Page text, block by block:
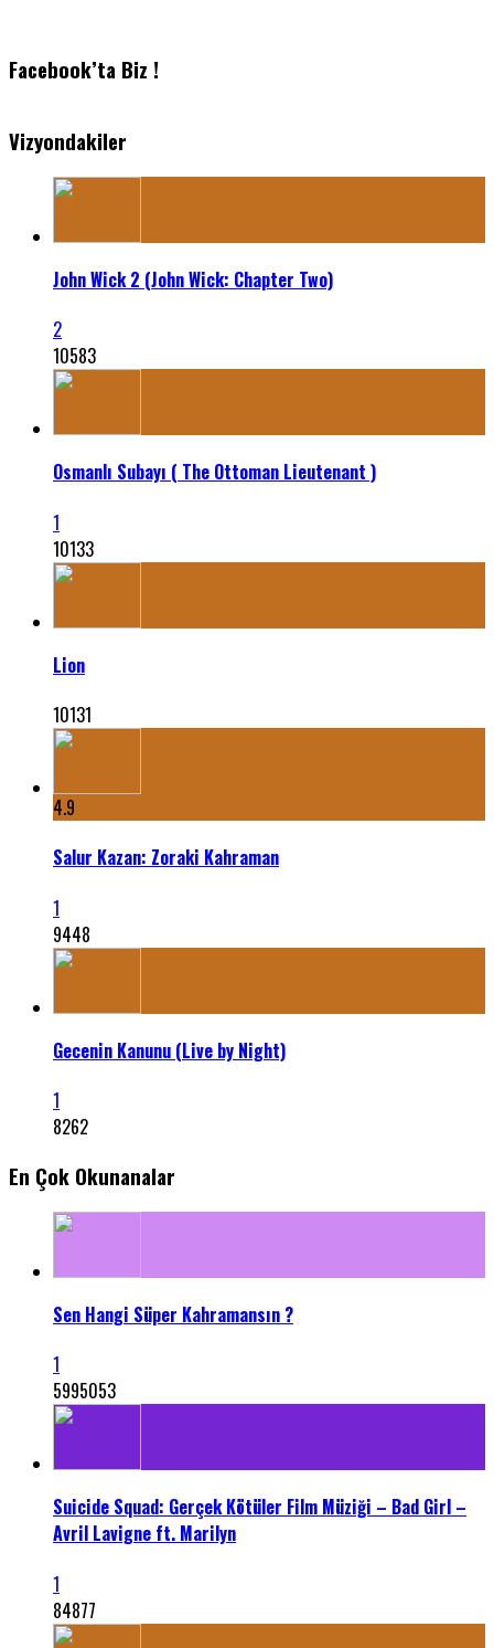
Facebook’ta Biz !
Vizyondakiler
John Wick 2 (John Wick: Chapter Two)
2
10583
Osmanlı Subayı ( The Ottoman Lieutenant )
1
10133
Lion
10131
4.9
Salur Kazan: Zoraki Kahraman
1
9448
Gecenin Kanunu (Live by Night)
1
8262
En Çok Okunanalar
Sen Hangi Süper Kahramansın ?
1
5995053
Suicide Squad: Gerçek Kötüler Film Müziği – Bad Girl –
Avril Lavigne ft. Marilyn
1
84877